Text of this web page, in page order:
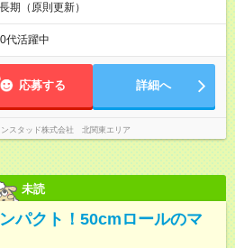
期（原則更新）
代活躍中
応募する 詳細へ
ンスタッド株式会社 北関東エリア
未読
パクト！50cmロールのマ